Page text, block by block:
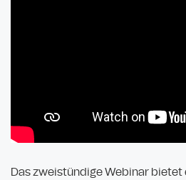
Das zweistündige Webinar